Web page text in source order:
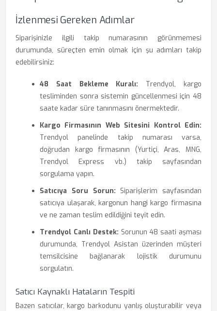
İzlenmesi Gereken Adımlar
Siparişinizle ilgili takip numarasının görünmemesi
durumunda, süreçten emin olmak için şu adımları takip
edebilirsiniz:
48 Saat Bekleme Kuralı: Trendyol, kargo
tesliminden sonra sistemin güncellenmesi için 48
saate kadar süre tanınmasını önermektedir.
Kargo Firmasının Web Sitesini Kontrol Edin:
Trendyol panelinde takip numarası varsa,
doğrudan kargo firmasının (Yurtiçi, Aras, MNG,
Trendyol Express vb.) takip sayfasından
sorgulama yapın.
Satıcıya Soru Sorun: Siparişlerim sayfasından
satıcıya ulaşarak, kargonun hangi kargo firmasına
ve ne zaman teslim edildiğini teyit edin.
Trendyol Canlı Destek: Sorunun 48 saati aşması
durumunda, Trendyol Asistan üzerinden müşteri
temsilcisine bağlanarak lojistik durumunu
sorgulatın.
Satıcı Kaynaklı Hataların Tespiti
Bazen satıcılar, kargo barkodunu yanlış oluşturabilir veya